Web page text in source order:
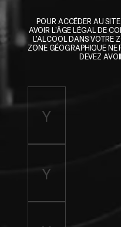
POUR ACCÉDER AU
AVOIR L’ÂGE LÉGAL DE
L’ALCOOL DANS VOTRE
ZONE GÉOGRAPHIQUE NE
DEVEZ